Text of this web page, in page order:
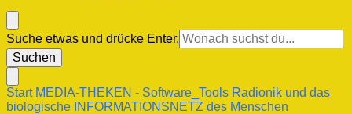
Suchst
du
nach
Suche etwas und drücke Enter.
Start MEDIA-THEKEN - Software_Tools Radionik und das
biologische INFORMATIONSNETZ des Menschen